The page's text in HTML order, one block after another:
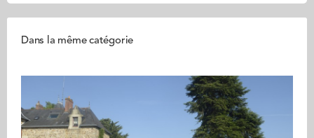
Dans la même catégorie